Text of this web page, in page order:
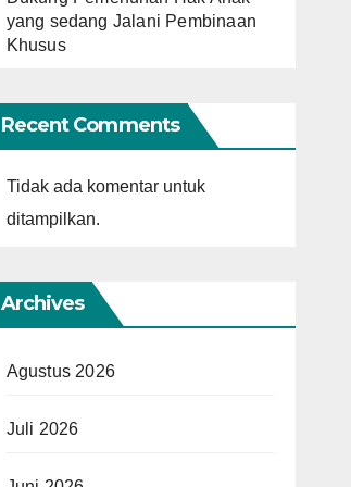
yang sedang Jalani Pembinaan
Khusus
Recent Comments
Tidak ada komentar untuk
ditampilkan.
Archives
Agustus 2026
Juli 2026